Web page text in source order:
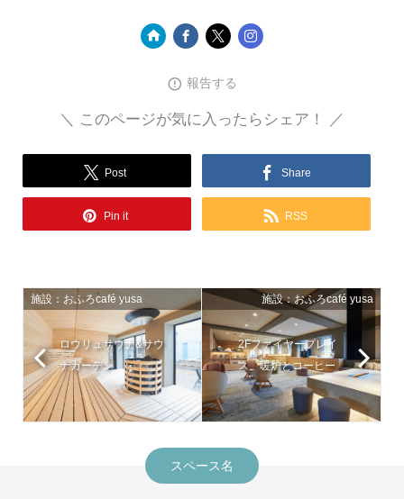
報告する
＼ このページが気に入ったらシェア！ ／
Post Share
Pin it RSS
ロウリュサウナ&サウ
ナガーデン
施設：おふろcafé yusa
2Fファイヤープレイ
ス、暖炉とコーヒー
施設：おふろcafé yusa
スペース名